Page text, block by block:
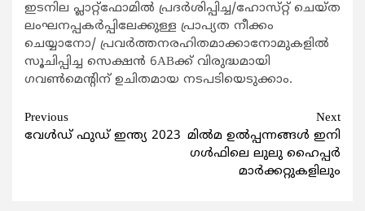
ഇടനില പ്ലാറ്റ്‌ഫോമിൽ പ്രദർശിപ്പിച്ച/ഹോസ്‌റ്റ് ചെയ്‌ത
ലംഘനപ്പകർപ്പിലേക്കുള്ള പ്രാപ്യത നീക്കം
ചെയ്യാനോ/ പ്രവർത്തനരഹിതമാക്കാനോമുകളിൽ
സൂചിപ്പിച്ച സെക്ഷൻ 6ABക്ക് വിരുദ്ധമായി
ഗവൺമെന്റിന് ഉചിതമായ നടപടിയെടുക്കാം.
Continue
Reading
Previous
വേള്‍ഡ് ഫുഡ് ഇന്ത്യ 2023
Next
മില്‍മ ഉല്‍പ്പന്നങ്ങള്‍ ഇനി
ഗള്‍ഫിലെ ലുലു ഹൈപ്പര്‍
മാര്‍ക്കറ്റുകളിലും